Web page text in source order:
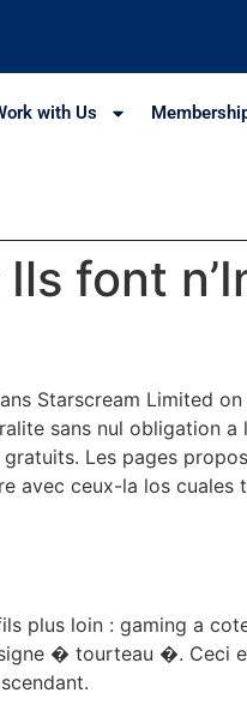
with Us
font
Starscream Limited
sans nul obligation
Les pages
avec ceux-la los
plus loin : gaming a
� tourteau �.